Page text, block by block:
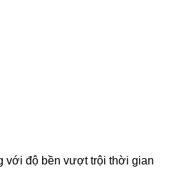
với độ bền vượt trội thời gian